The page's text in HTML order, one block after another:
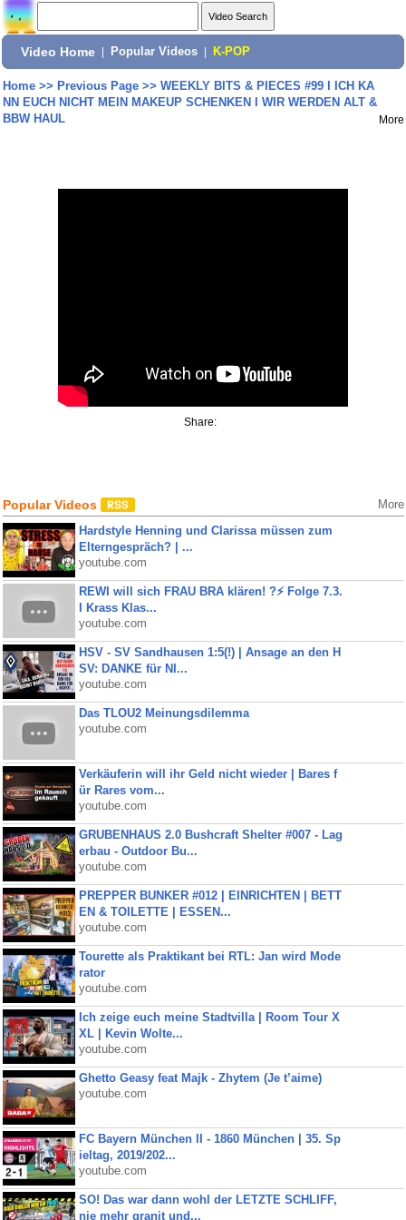
Video Home Popular Videos K-POP
Home>> Previous Page>> WEEKLY BITS & PIECES #99 I ICH KA
NN EUCH NICHT MEIN MAKEUP SCHENKEN I WIR WERDEN ALT &
BBW HAUL
More
Share:
Popular Videos More
Hardstyle Henning und Clarissa müssen zum
Elterngespräch? | ...
youtube.com
REWI will sich FRAU BRA klären! ?⚡️ Folge 7.3.
I Krass Klas...
youtube.com
HSV - SV Sandhausen 1:5(!) | Ansage an den H
SV: DANKE für NI...
youtube.com
Das TLOU2 Meinungsdilemma
youtube.com
Verkäuferin will ihr Geld nicht wieder | Bares f
ür Rares vom...
youtube.com
GRUBENHAUS 2.0 Bushcraft Shelter #007 - Lag
erbau - Outdoor Bu...
youtube.com
PREPPER BUNKER #012 | EINRICHTEN | BETT
EN & TOILETTE | ESSEN...
youtube.com
Tourette als Praktikant bei RTL: Jan wird Mode
rator
youtube.com
Ich zeige euch meine Stadtvilla | Room Tour X
XL | Kevin Wolte...
youtube.com
Ghetto Geasy feat Majk - Zhytem (Je t’aime)
youtube.com
FC Bayern München II - 1860 München | 35. Sp
ieltag, 2019/202...
youtube.com
SO! Das war dann wohl der LETZTE SCHLIFF,
nie mehr granit und...